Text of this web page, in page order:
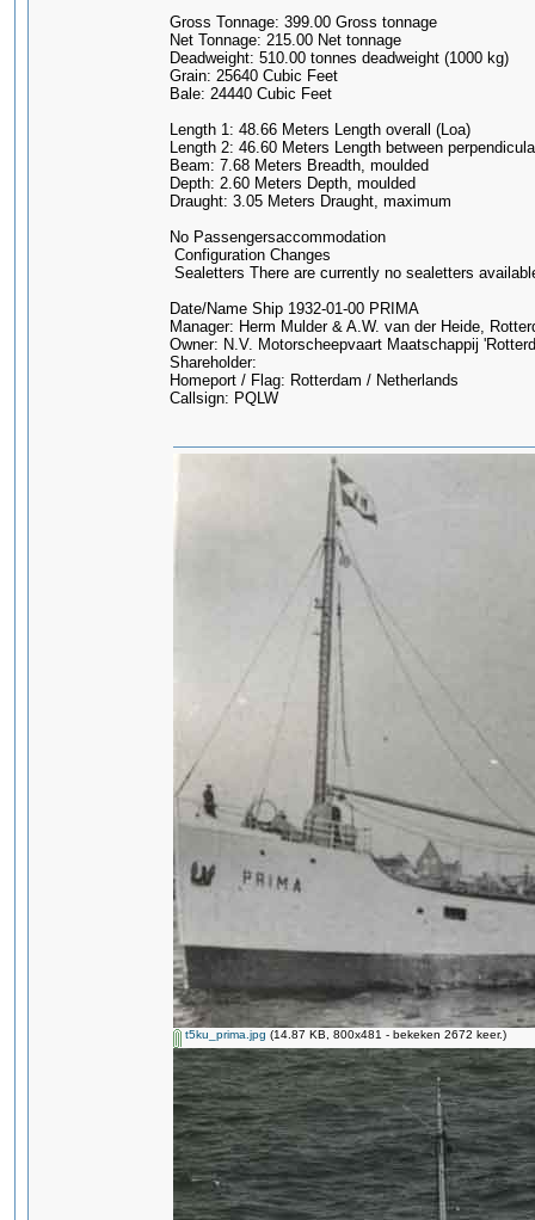
Gross Tonnage: 399.00 Gross tonnage
Net Tonnage: 215.00 Net tonnage
Deadweight: 510.00 tonnes deadweight (1000 kg)
Grain: 25640 Cubic Feet
Bale: 24440 Cubic Feet
Length 1: 48.66 Meters Length overall (Loa)
Length 2: 46.60 Meters Length between
Beam: 7.68 Meters Breadth, moulded
Depth: 2.60 Meters Depth, moulded
Draught: 3.05 Meters Draught, maximum
No Passengersaccommodation
Configuration Changes
Sealetters There are currently no sealetters
Date/Name Ship 1932-01-00 PRIMA
Manager: Herm Mulder & A.W. van der Heide,
Owner: N.V. Motorscheepvaart Maatschappij
Shareholder:
Homeport / Flag: Rotterdam / Netherlands
Callsign: PQLW
t5ku_prima.jpg (14.87 KB, 800x481 - bekeken 2672 keer.)